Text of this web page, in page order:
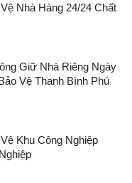
Nhà Hàng 24/24 Chất
Giữ Nhà Riêng Ngày
Vệ Thanh Bình Phú
Khu Công Nghiệp